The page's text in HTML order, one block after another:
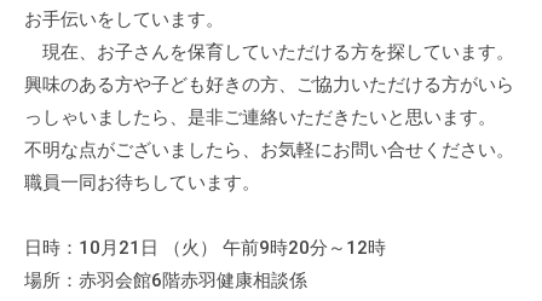
、
P
・
ボ
テ
ィ
お手伝いをしています。
現在、お子さんを保育していただける方を探しています。
興味のある方や子ども好きの方、ご協力いただける方がいら
っしゃいましたら、是非ご連絡いただきたいと思います。
不明な点がございましたら、お気軽にお問い合せください。
職員一同お待ちしています。
日時：10月21日 （火） 午前9時20分～12時
場所：赤羽会館6階赤羽健康相談係